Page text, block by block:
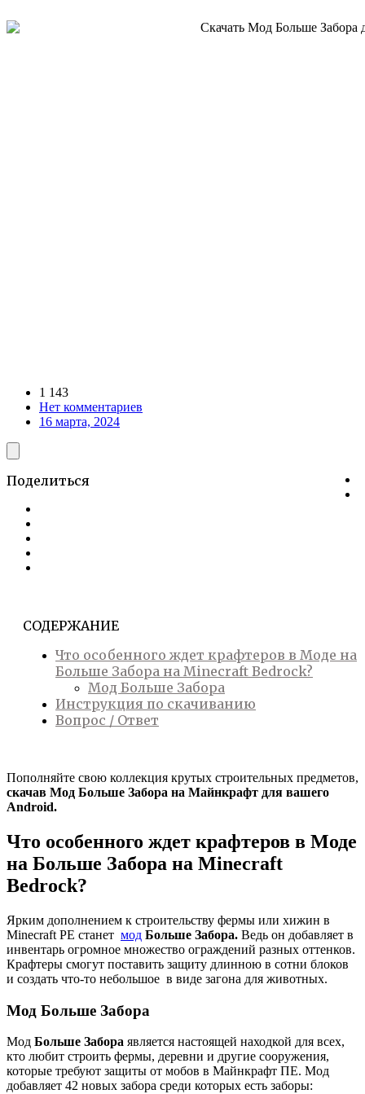
1 143
Нет комментариев
16 марта, 2024
СОДЕРЖАНИЕ
Что особенного ждет крафтеров в Моде на
Больше Забора на Minecraft Bedrock?
Мод Больше Забора
Инструкция по скачиванию
Вопрос / Ответ
Пополняйте свою коллекция крутых строительных предметов,
скачав Мод Больше Забора на Майнкрафт для вашего
Android.
Что особенного ждет крафтеров в Моде
на Больше Забора на Minecraft
Bedrock?
Ярким дополнением к строительству фермы или хижин в
Minecraft PE станет мод Больше Забора. Ведь он добавляет в
инвентарь огромное множество ограждений разных оттенков.
Крафтеры смогут поставить защиту длинною в сотни блоков
и создать что-то небольшое в виде загона для животных.
Мод Больше Забора
Мод Больше Забора является настоящей находкой для всех,
кто любит строить фермы, деревни и другие сооружения,
которые требуют защиты от мобов в Майнкрафт ПЕ. Мод
добавляет 42 новых забора среди которых есть заборы: